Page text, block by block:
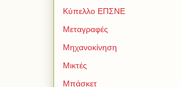
Κύπελλο ΕΠΣΝΕ
Μεταγραφές
Μηχανοκίνηση
Μικτές
Μπάσκετ